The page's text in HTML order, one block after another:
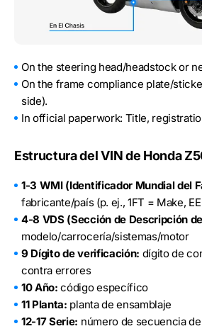
On the steering head/headstock or
On the frame compliance plate/
side).
In official paperwork: Title,
Estructura del VIN de Honda
1-3 WMI (Identificador Mundial del
fabricante/país (p. ej., 1FT = Make,
4-8 VDS (Sección de Descripción
modelo/carrocería/sistemas/motor
9 Dígito de verificación: dígito de
contra errores
10 Año: código específico
11 Planta: planta de ensamblaje
12-17 Serie: número de secuencia